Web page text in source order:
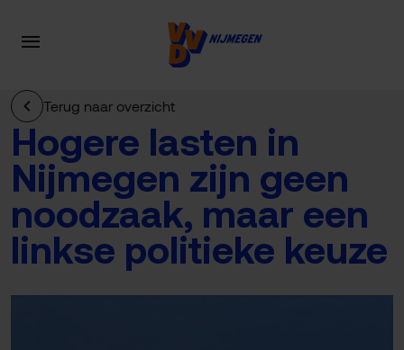
Terug naar overzicht
Hogere lasten in
Nijmegen zijn geen
noodzaak, maar een
linkse politieke keuze